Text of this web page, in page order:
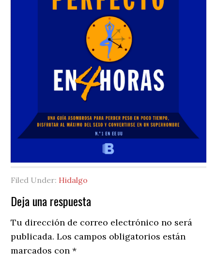
Filed Under: Hidalgo
Reader
Interactions
Deja una respuesta
Tu dirección de correo electrónico no será
publicada. Los campos obligatorios están
marcados con*